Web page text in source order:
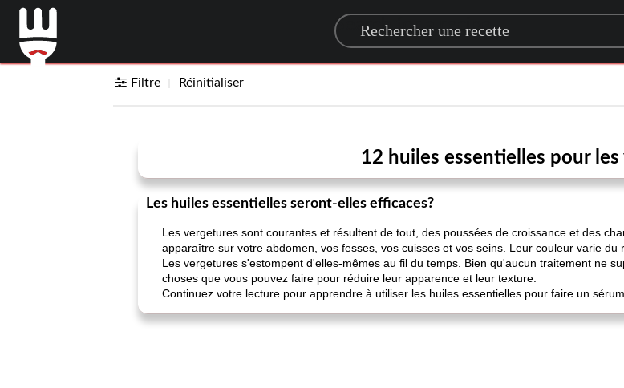
Search for a recipe
Filtre Réinitialiser
12 huiles essentielles pour
Les huiles essentielles seront-elles efficaces?
Les vergetures sont courantes et résultent de tout, des poussées de croissance et des
apparaître sur votre abdomen, vos fesses, vos cuisses et vos seins. Leur couleur varie du
Les vergetures s'estompent d'elles-mêmes au fil du temps. Bien qu'aucun traitement ne
choses que vous pouvez faire pour réduire leur apparence et leur texture.
Continuez votre lecture pour apprendre à utiliser les huiles essentielles pour faire un